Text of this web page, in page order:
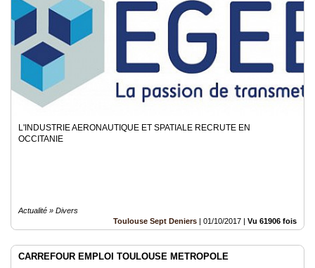
​L'INDUSTRIE AERONAUTIQUE ET SPATIALE RECRUTE EN
OCCITANIE
Actualité » Divers
Toulouse Sept Deniers | 01/10/2017 | Vu 61906 fois
CARREFOUR EMPLOI TOULOUSE METROPOLE